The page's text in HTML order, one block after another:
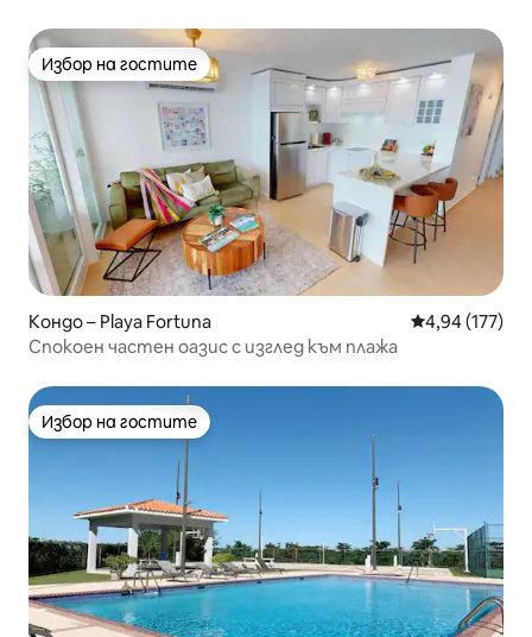
Избор на гостите
Избор на гостите
Кондо – Playa Fortuna Средна
4,94 (177)
Спокоен частен оазис с изглед към плажа
Избор на гостите
Избор на гостите